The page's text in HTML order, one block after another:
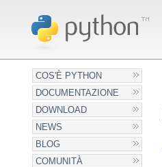
COS'È PYTHON
DOCUMENTAZIONE
DOWNLOAD
NEWS
BLOG
COMUNITÀ